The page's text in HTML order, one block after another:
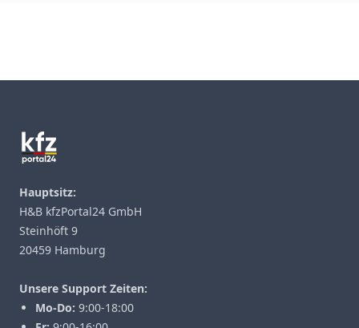
Hauptsitz:
H&B kfzPortal24 GmbH
Steinhöft 9
20459 Hamburg
Unsere Support Zeiten:
Mo-Do: 9:00-18:00